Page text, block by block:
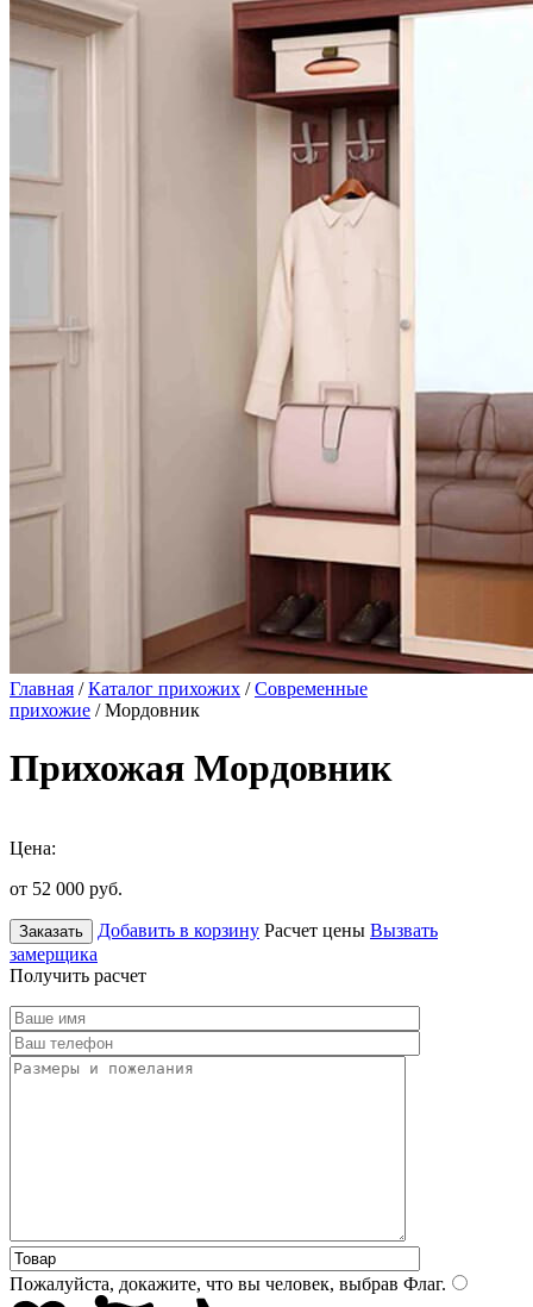
Главная /Каталог прихожих /Современные
прихожие / Мордовник
Прихожая Мордовник
Цена:
от 52 000 руб.
Заказать Добавить в корзину Расчет цены Вызвать
замерщика
Получить расчет
Пожалуйста, докажите, что вы человек, выбрав Флаг.